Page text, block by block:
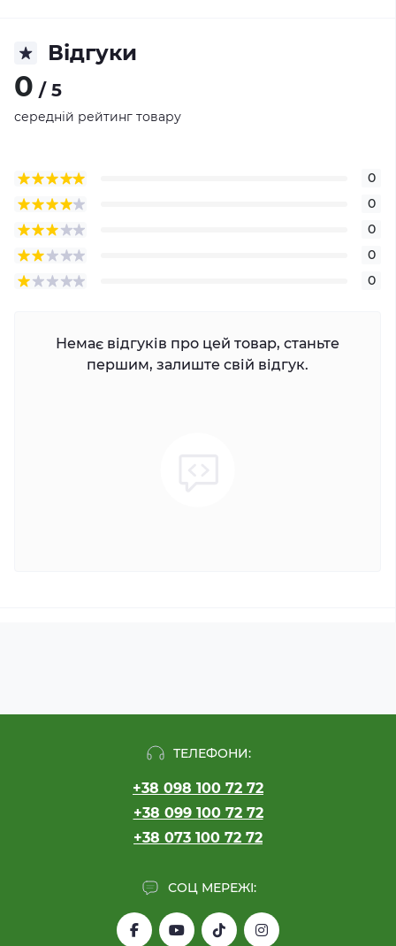
Відгуки
0 / 5
середній рейтинг товару
0
0
0
0
0
Немає відгуків про цей товар, станьте
першим, залиште свій відгук.
ТЕЛЕФОНИ:
+38 098 100 72 72
+38 099 100 72 72
+38 073 100 72 72
СОЦ МЕРЕЖІ: